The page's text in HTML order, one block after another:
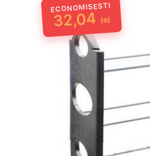
ECONOMISESTI
32,04 lei